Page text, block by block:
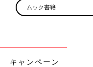
ムック書籍
キャンペーン